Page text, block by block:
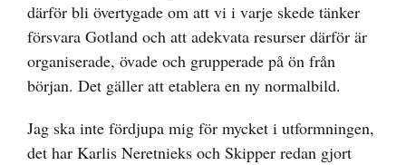
därför bli övertygade om att vi i varje skede tänker
försvara Gotland och att adekvata resurser därför är
organiserade, övade och grupperade på ön från
början. Det gäller att etablera en ny normalbild.
Jag ska inte fördjupa mig för mycket i utformningen,
det har Karlis Neretnieks och Skipper redan gjort